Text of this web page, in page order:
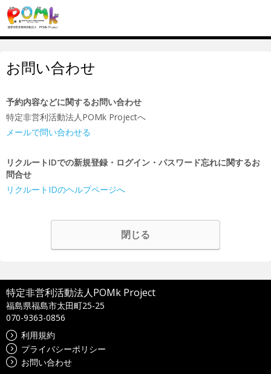
お問い合わせ
予約内容などに関するお問い合わせ
特定非営利活動法人POMk Projectへ
メールで問い合わせる
リクルートIDでの新規登録・ログイン・パスワード忘れに関するお
問合せ
リクルートIDのヘルプページへ
閉じる
特定非営利活動法人POMk Project
福島県福島市太田町25-25
070-9363-0856
利用規約
プライバシーポリシー
お問い合わせ